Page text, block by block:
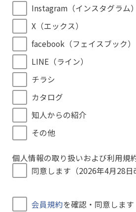
Instagram（インスタグラム）
X（エックス）
facebook（フェイスブック）
LINE（ライン）
チラシ
カタログ
知人からの紹介
その他
個人情報の取り扱いおよび利用規
同意します（2026年4月28日
会員規約を確認・同意します